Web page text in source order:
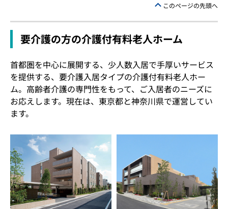
このページの先頭へ
要介護の方の介護付有料老人ホーム
首都圏を中心に展開する、少人数入居で手厚いサービス
を提供する、要介護入居タイプの介護付有料老人ホー
ム。高齢者介護の専門性をもって、ご入居者のニーズに
お応えします。現在は、東京都と神奈川県で運営してい
ます。